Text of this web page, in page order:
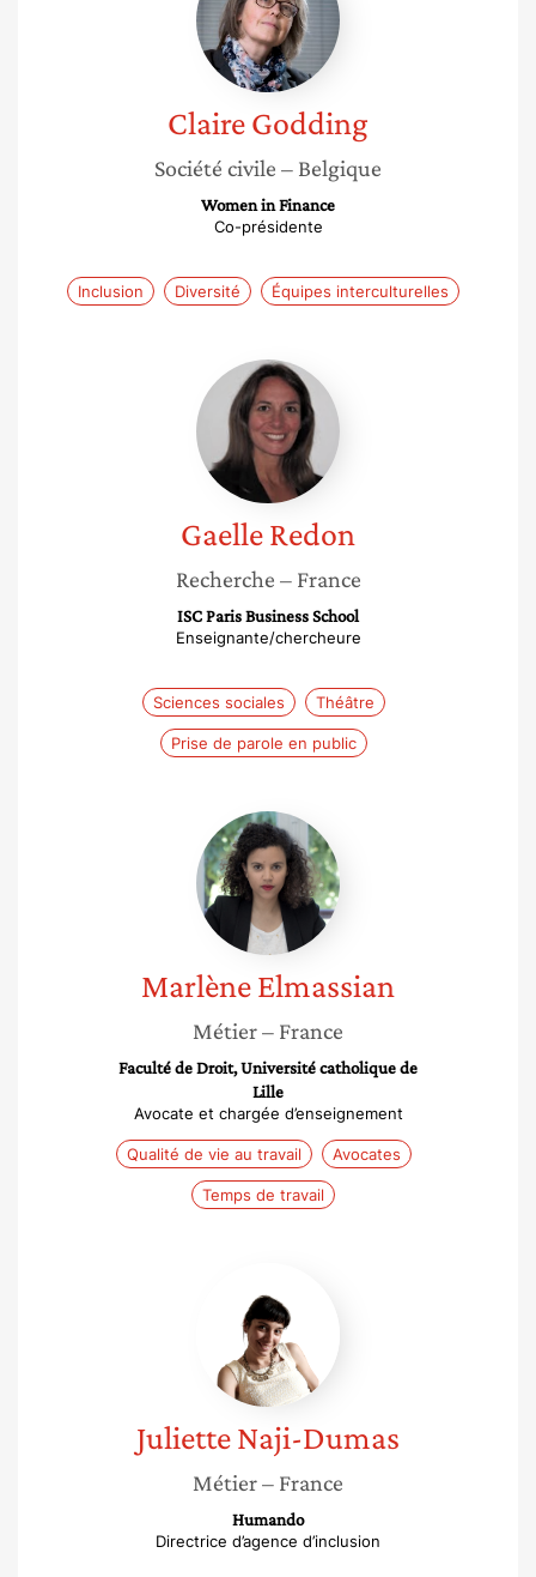
ClaireGodding
Société civile – Belgique
Women in Finance
Co-présidente
Inclusion Diversité Équipes interculturelles
Gaelle
Redon
GaelleRedon
Recherche – France
ISC Paris Business School
Enseignante/chercheure
Sciences sociales Théâtre
Prise de parole en public
Marlène
Elmassian
MarlèneElmassian
Métier– France
Faculté de Droit, Université catholique de
Lille
Avocate et chargée d’enseignement
Qualité de vie au travail Avocates
Temps de travail
Naji-
Dumas
JulietteNaji-Dumas
Métier– France
Humando
Directrice d’agence d’inclusion